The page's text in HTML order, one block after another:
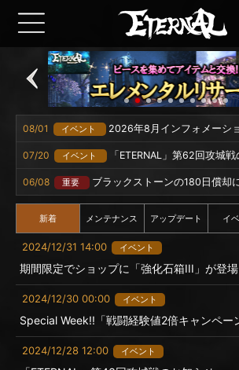
08/01 イベント 2026年8月インフォメーシ
07/20 イベント 「ETERNAL」第62回攻城
06/08 重要 ブラックストーンの180日償却
新着 メンテナンス アップデート イ
2024/12/31 14:00 イベント
期間限定でショップに「強化石箱III」が登場
2024/12/30 00:00 イベント
Special Week!!「戦闘経験値2倍キャンペー
2024/12/28 12:00 イベント